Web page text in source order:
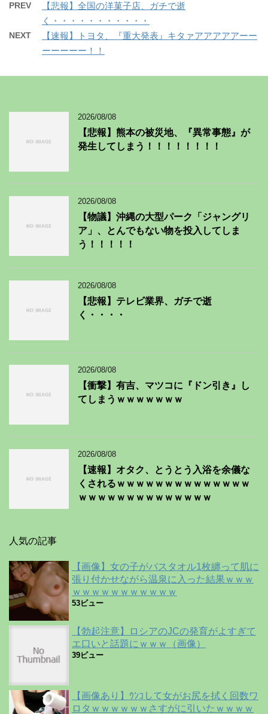
PREV
【悲報】全国の洋菓子店、ガチで逝
く・・・・・・・・・・・
NEXT
【速報】トヨタ、『重大発表』キタァアアアアアーー
ーーーーー！！
2026/08/08
【悲報】熊本の被災地、『異常事態』が
発生してしまう！！！！！！！！
2026/08/08
【物議】沖縄の大型パーク「ジャングリ
ア」、とんでもない物を投入してしま
う！！！！！
2026/08/08
【悲報】テレビ業界、ガチで逝
く・・・・
2026/08/08
【衝撃】有吉、マツコに『ドン引き』し
てしまうｗｗｗｗｗｗｗ
2026/08/08
【速報】オタク、とうとう入浴を余儀な
くされるｗｗｗｗｗｗｗｗｗｗｗｗｗｗ
ｗｗｗｗｗｗｗｗｗｗｗｗｗｗ
人気の記事
【画像】女の子がバスタオル1枚纏って肌に
張り付かせながら温泉に入った結果ｗｗｗ
ｗｗｗｗｗｗｗｗｗｗｗ
53ビュー
【勃起注意】ロシアのJCの発育がよすぎて
エ口いと話題にｗｗｗ（画像）
39ビュー
【画像あり】ｳﾝｺして女がお尻を拭く回数ワ
ロタｗｗｗｗｗｗさすがに引いたｗｗｗｗ